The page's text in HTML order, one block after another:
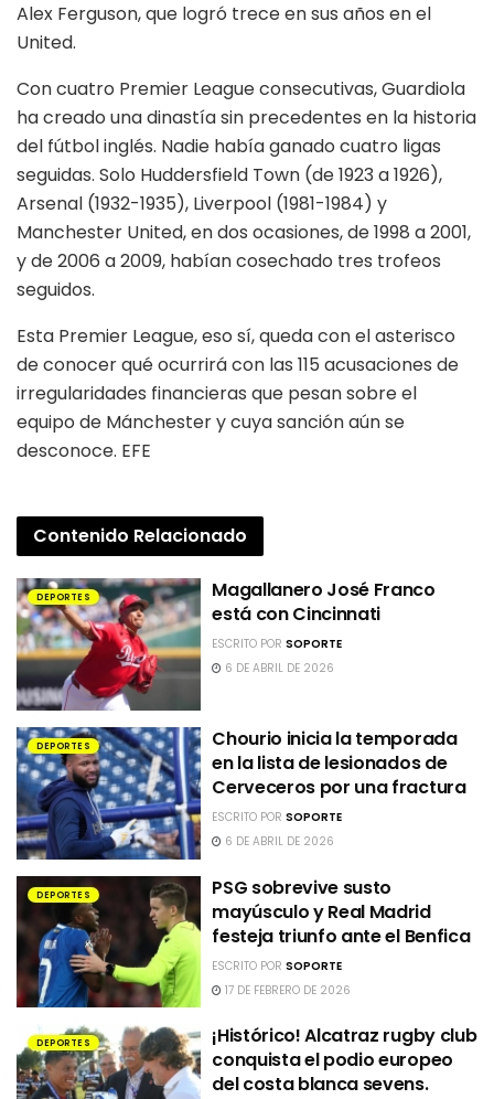
Alex Ferguson, que logró trece en sus años en el
United.
Con cuatro Premier League consecutivas, Guardiola
ha creado una dinastía sin precedentes en la historia
del fútbol inglés. Nadie había ganado cuatro ligas
seguidas. Solo Huddersfield Town (de 1923 a 1926),
Arsenal (1932-1935), Liverpool (1981-1984) y
Manchester United, en dos ocasiones, de 1998 a 2001,
y de 2006 a 2009, habían cosechado tres trofeos
seguidos.
Esta Premier League, eso sí, queda con el asterisco
de conocer qué ocurrirá con las 115 acusaciones de
irregularidades financieras que pesan sobre el
equipo de Mánchester y cuya sanción aún se
desconoce. EFE
Contenido Relacionado
DEPORTES
Magallanero José Franco
está con Cincinnati
ESCRITO PORSOPORTE
6 DE ABRIL DE 2026
DEPORTES
Chourio inicia la temporada
en la lista de lesionados de
Cerveceros por una fractura
ESCRITO PORSOPORTE
6 DE ABRIL DE 2026
DEPORTES
PSG sobrevive susto
mayúsculo y Real Madrid
festeja triunfo ante el Benfica
ESCRITO PORSOPORTE
17 DE FEBRERO DE 2026
DEPORTES
¡Histórico! Alcatraz rugby club
conquista el podio europeo
del costa blanca sevens.